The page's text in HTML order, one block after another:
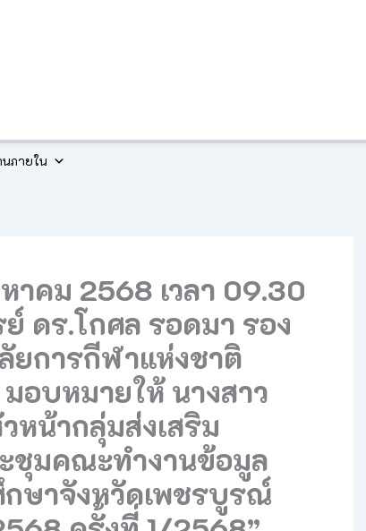
ภายใน
าคม 2568 เวลา 09.30
ดร.โกศล รอดมา รอง
ยการกีฬาแห่งชาติ
อบหมายให้ นางสาว
หน้ากลุ่มส่งเสริม
ชุมคณะทำงานข้อมูล
ษาจังหวัดเพชรบูรณ์